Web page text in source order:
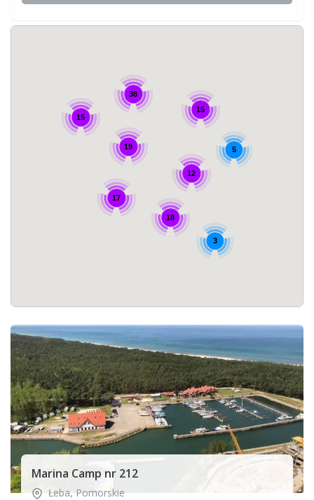
38
15
17
12
19
15
18
5
3
Marina Camp nr 212
Łeba,Pomorskie